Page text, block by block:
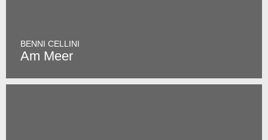
BENNI CELLINI
Am Meer